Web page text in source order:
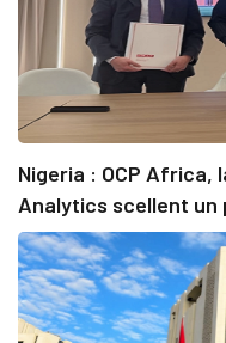
Nigeria : OCP Africa,
Analytics scellent